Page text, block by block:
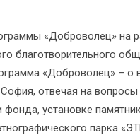
«Доброволец» на
благотворительного
«Доброволец» – о
София, отвечая на
установке
парка